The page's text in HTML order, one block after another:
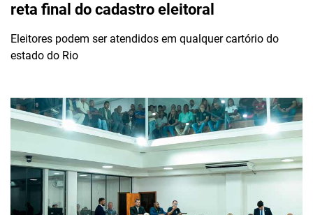
reta final do cadastro eleitoral
Eleitores podem ser atendidos em qualquer cartório do
estado do Rio